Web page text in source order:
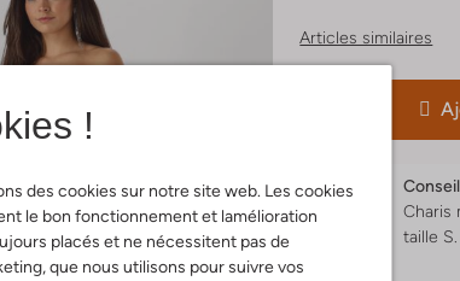
!
des cookies sur notre site web. Les cookies
le bon fonctionnement et lamélioration
placés et ne nécessitent pas de
que nous utilisons pour suivre vos
Articles similaires
Charis
taille S.